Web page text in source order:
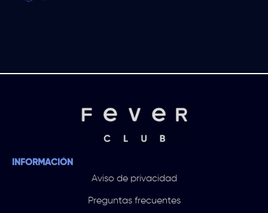
INFORMACIÓN
Aviso de privacidad
Preguntas frecuentes